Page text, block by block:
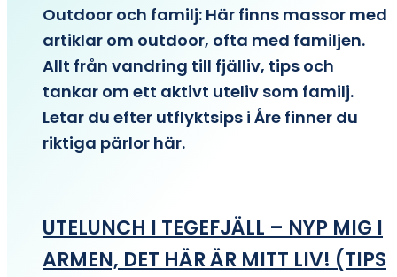
Outdoor och familj: Här finns massor med
artiklar om outdoor, ofta med familjen.
Allt från vandring till fjälliv, tips och
tankar om ett aktivt uteliv som familj.
Letar du efter utflyktsips i Åre finner du
riktiga pärlor här.
UTELUNCH I TEGEFJÄLL – NYP MIG I
ARMEN, DET HÄR ÄR MITT LIV! (TIPS